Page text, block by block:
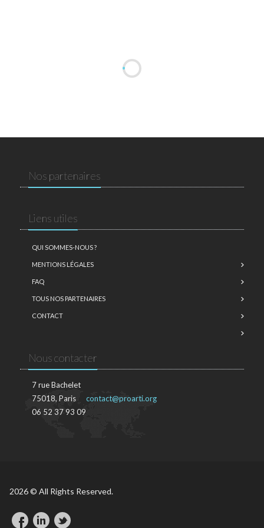
Nos partenaires
Liens utiles
QUI SOMMES-NOUS ?
MENTIONS LÉGALES
FAQ
TOUS NOS PARTENAIRES
CONTACT
Nous contacter
7 rue Bachelet
75018, Paris
06 52 37 93 09
contact@proarti.org
2026 © All Rights Reserved.